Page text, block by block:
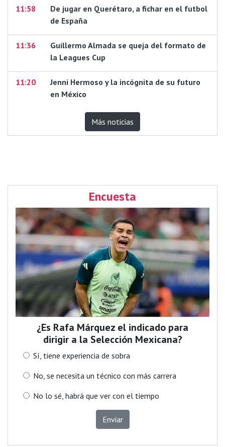
11:58
De jugar en Querétaro, a fichar en el futbol
de España
11:36
Guillermo Almada se queja del formato de
la Leagues Cup
11:20
Jenni Hermoso y la incógnita de su futuro
en México
Más noticias
Encuesta
¿Es Rafa Márquez el indicado para
dirigir a la Selección Mexicana?
Sí, tiene experiencia de sobra
No, se necesita un técnico con más carrera
No lo sé, habrá que ver con el tiempo
Enviar